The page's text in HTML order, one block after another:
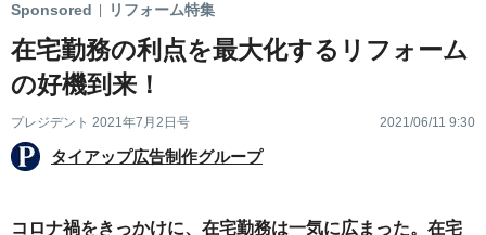
Sponsored リフォーム特集
在宅勤務の利点を最大化するリフォーム
の好機到来！
プレジデント 2021年7月2日号 2021/06/11 9:30
タイアップ広告制作グループ
コロナ禍をきっかけに、在宅勤務は一気に広まった。在宅